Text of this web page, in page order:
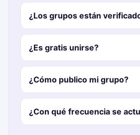
¿Los grupos están
¿Es gratis unirse?
¿Cómo publico mi grupo?
¿Con qué frecuencia se